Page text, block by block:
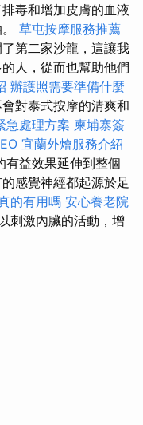
毒和增加皮膚的血液
草屯按摩服務推薦
第二家沙龍，這讓我
人，從而也幫助他們
辦護照需要準備什麼
對泰式按摩的清爽和
急處理方案 柬埔寨簽
宜蘭外燴服務介紹
有益效果延伸到整個
感覺神經都起源於足
的有用嗎 安心養老院
刺激內臟的活動，增